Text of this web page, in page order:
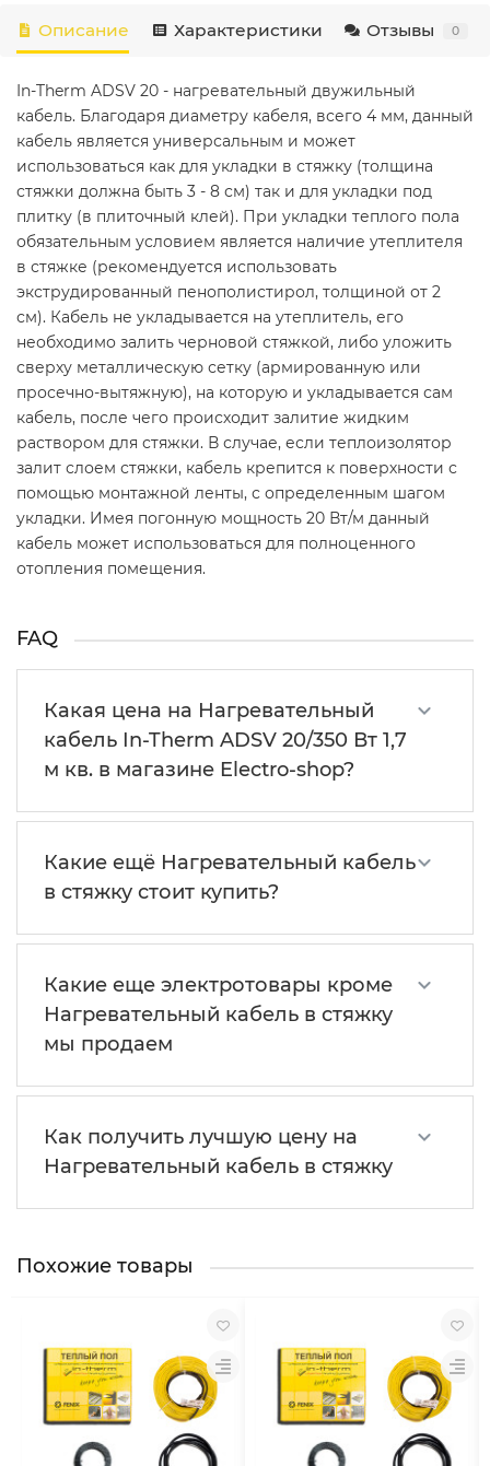
Описание Характеристики Отзывы 0
In-Therm ADSV 20 - нагревательный двужильный
кабель. Благодаря диаметру кабеля, всего 4 мм, данный
кабель является универсальным и может
использоваться как для укладки в стяжку (толщина
стяжки должна быть 3 - 8 см) так и для укладки под
плитку (в плиточный клей). При укладки теплого пола
обязательным условием является наличие утеплителя
в стяжке (рекомендуется использовать
экструдированный пенополистирол, толщиной от 2
см). Кабель не укладывается на утеплитель, его
необходимо залить черновой стяжкой, либо уложить
сверху металлическую сетку (армированную или
просечно-вытяжную), на которую и укладывается сам
кабель, после чего происходит залитие жидким
раствором для стяжки. В случае, если теплоизолятор
залит слоем стяжки, кабель крепится к поверхности с
помощью монтажной ленты, с определенным шагом
укладки. Имея погонную мощность 20 Вт/м данный
кабель может использоваться для полноценного
отопления помещения.
FAQ
Какая цена на Нагревательный
кабель In-Therm ADSV 20/350 Вт 1,7
м кв. в магазине Electro-shop?
Какие ещё Нагревательный кабель
в стяжку стоит купить?
Какие еще электротовары кроме
Нагревательный кабель в стяжку
мы продаем
Как получить лучшую цену на
Нагревательный кабель в стяжку
Похожие товары